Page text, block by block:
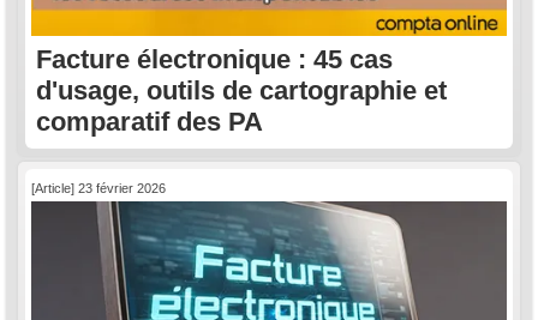
Facture électronique : 45 cas
d'usage, outils de cartographie et
comparatif des PA
[Article] 23 février 2026